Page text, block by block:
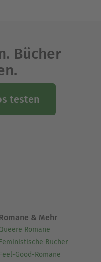
Bücher
testen
Romane & Mehr
Queere Romane
Feministische Bücher
Feel-Good-Romane